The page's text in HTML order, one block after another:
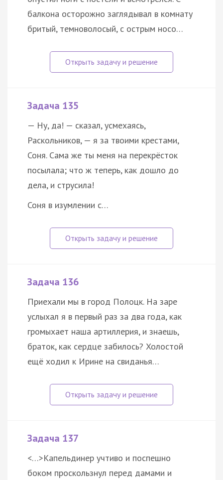
балкона осторожно заглядывал в комнату
бритый, темноволосый, с острым носо…
Задача 135
— Ну, да! — сказал, усмехаясь,
Раскольников, — я за твоими крестами,
Соня. Сама же ты меня на перекрёсток
посылала; что ж теперь, как дошло до
дела, и струсила!
Соня в изумлении с…
Задача 136
Приехали мы в город Полоцк. На заре
услыхал я в первый раз за два года, как
громыхает наша артиллерия, и знаешь,
браток, как сердце забилось? Холостой
ещё ходил к Ирине на свиданья…
Задача 137
<…>Капельдинер учтиво и поспешно
боком проскользнул перед дамами и